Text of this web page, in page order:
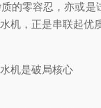
的零容忍，亦或
机，正是串联起优
机是破局核心